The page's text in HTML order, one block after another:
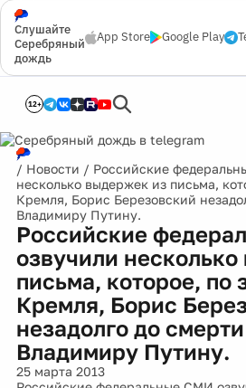
Слушайте
Серебряный
дождь
App Store Google Play
12+
/ Новости / Российские
несколько выдержек из письма,
Кремля, Борис Березовский
Владимиру Путину.
Российские
озвучили
письма, которое, по
Кремля, Борис
незадолго до
Владимиру Путину.
25 марта 2013